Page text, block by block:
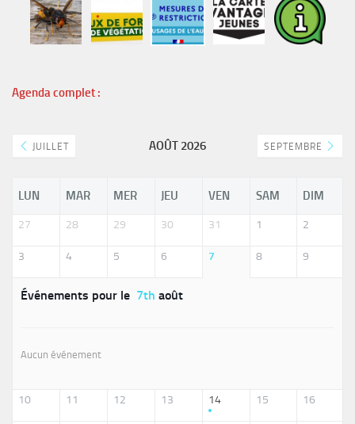
READ MORE
Agenda complet :
JUILLET AOÛT 2026 SEPTEMBRE
LUN MAR MER JEU VEN SAM DIM
27 28 29 30 31 1 2
3 4 5 6 7 8 9
Événements pour le 7th août
Aucun événement
10 11 12 13 14 15 16